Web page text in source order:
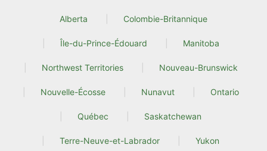
Alberta Colombie-Britannique
Île-du-Prince-Édouard Manitoba
Northwest Territories Nouveau-Brunswick
Nouvelle-Écosse Nunavut Ontario
Québec Saskatchewan
Terre-Neuve-et-Labrador Yukon